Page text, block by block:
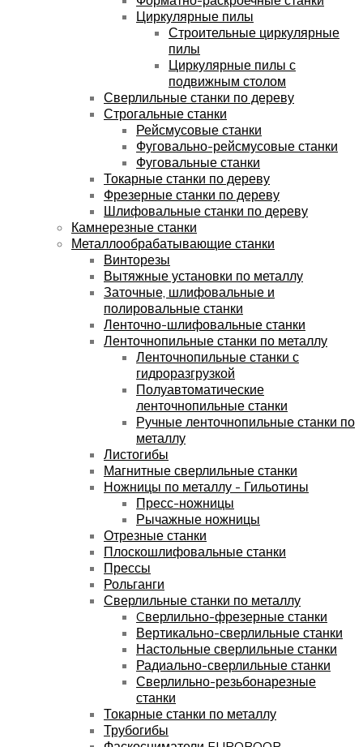
Циркулярные пилы
Строительные циркулярные
пилы
Циркулярные пилы с
подвижным столом
Сверлильные станки по дереву
Строгальные станки
Рейсмусовые станки
Фуговально-рейсмусовые станки
Фуговальные станки
Токарные станки по дереву
Фрезерные станки по дереву
Шлифовальные станки по дереву
Камнерезные станки
Металлообрабатывающие станки
Винторезы
Вытяжные установки по металлу
Заточные, шлифовальные и
полировальные станки
Ленточно-шлифовальные станки
Ленточнопильные станки по металлу
Ленточнопильные станки с
гидроразгрузкой
Полуавтоматические
ленточнопильные станки
Ручные ленточнопильные станки по
металлу
Листогибы
Магнитные сверлильные станки
Ножницы по металлу - Гильотины
Пресс-ножницы
Рычажные ножницы
Отрезные станки
Плоскошлифовальные станки
Прессы
Рольганги
Сверлильные станки по металлу
Cверлильно-фрезерные станки
Вертикально-сверлильные станки
Настольные сверлильные станки
Радиально-сверлильные станки
Сверлильно-резьбонарезные
станки
Токарные станки по металлу
Трубогибы